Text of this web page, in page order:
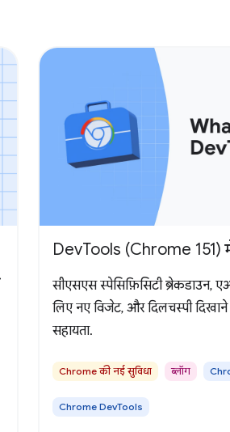
DevTools (Chrome 151)
सीएसएस स्पेसिफ़िसिटी ब्रेकडाउन,
लिए नए विजेट, और दिलचस्पी
सहायता.
Chrome की नई सुविधा ब्लॉग
Chrome DevTools